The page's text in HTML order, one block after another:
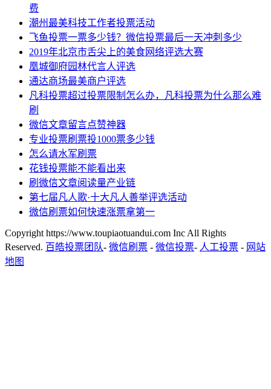
费
潮州最美科技工作者投票活动
飞鱼投票一票多少钱？微信投票最后一天冲刺多少
2019年北京市舌尖上的美食网络评选大赛
凰城御府园林代言人评选
通达商场最美商户评选
凡科投票超过投票限制怎么办，凡科投票为什么那么难
刷
微信文章留言点赞神器
专业投票刷票投1000票多少钱
怎么请水军刷票
花钱投票能不能看出来
刷微信文章阅读量产业链
第七届凡人歌·十大凡人善举评选活动
微信刷票如何快速涨票拿第一
Copyright https://www.toupiaotuandui.com Inc All Rights
Reserved. 百皓投票团队- 微信刷票 - 微信投票- 人工投票 - 网站
地图